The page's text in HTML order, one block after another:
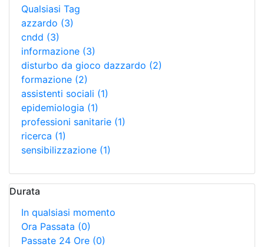
Qualsiasi Tag
azzardo (3)
cndd (3)
informazione (3)
disturbo da gioco dazzardo (2)
formazione (2)
assistenti sociali (1)
epidemiologia (1)
professioni sanitarie (1)
ricerca (1)
sensibilizzazione (1)
Durata
In qualsiasi momento
Ora Passata (0)
Passate 24 Ore (0)